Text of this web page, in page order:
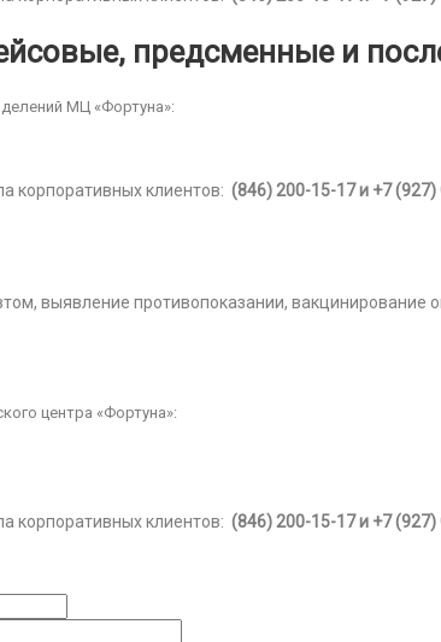
предсменные и
МЦ «Фортуна»:
корпоративных клиентов: (846) 200-15-17 и +7
выявление противопоказании,
центра «Фортуна»:
корпоративных клиентов: (846) 200-15-17 и +7